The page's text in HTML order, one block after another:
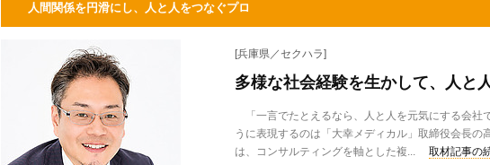
人間関係を円滑にし、人と人をつなぐプロ
[兵庫県／セクハラ]
多様な社会経験を生かして、人と
「一言でたとえるなら、人と人を元気にする会
うに表現するのは「大幸メディカル」取締役会長の
は、コンサルティングを軸とした複...
取材記事の